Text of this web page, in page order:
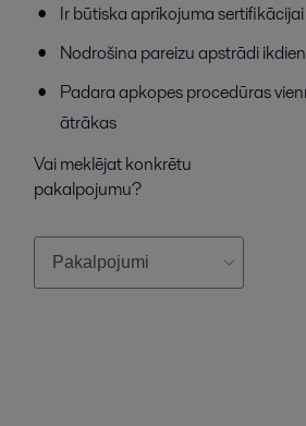
Ir būtiska aprīkojuma
Nodrošina pareizu apstrādi
Padara apkopes procedūras
ātrākas
Vai meklējat konkrētu
pakalpojumu?